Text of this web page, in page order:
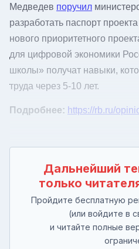
Медведев поручил
разработать паспорт
нового приоритетного
для цифровой экономики
школы» получат навыки,
труда через 5-10 лет.
Подробнее: https://rb.ru/
Дальнейший
только
Пройдите бесплатную
(или войдите в
и читайте полные